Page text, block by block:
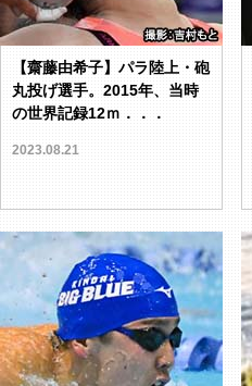
【齋藤由希子】パラ陸上・砲
丸投げ選手。2015年、当時
の世界記録12ｍ．．．
2023.08.21